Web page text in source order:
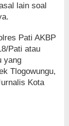
lain soal
Pati AKBP
Pati atau
yang
Tlogowungu,
Kota